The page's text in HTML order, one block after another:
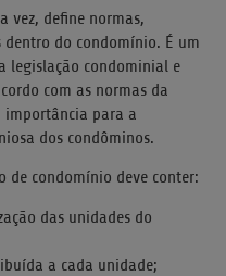
vez, define normas,
do condomínio. É um
legislação condominial e
com as normas da
importância para a
dos condôminos.
de condomínio deve conter:
das unidades do
a cada unidade;